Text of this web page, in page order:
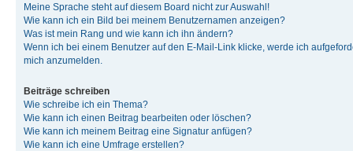
Meine Sprache steht auf diesem Board nicht zur Auswahl!
Wie kann ich ein Bild bei meinem Benutzernamen anzeigen?
Was ist mein Rang und wie kann ich ihn ändern?
Wenn ich bei einem Benutzer auf den E-Mail-Link klicke, werde ich
mich anzumelden.
Beiträge schreiben
Wie schreibe ich ein Thema?
Wie kann ich einen Beitrag bearbeiten oder löschen?
Wie kann ich meinem Beitrag eine Signatur anfügen?
Wie kann ich eine Umfrage erstellen?